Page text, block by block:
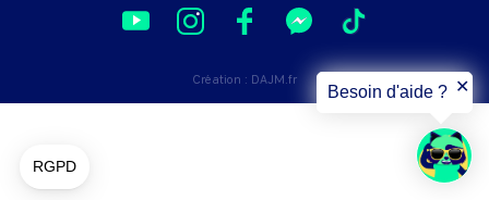
Création : DAJM.fr
Besoin d'aide ? ✕